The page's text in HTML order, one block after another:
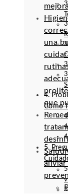
una
que
Salud
aliviar
Cómo